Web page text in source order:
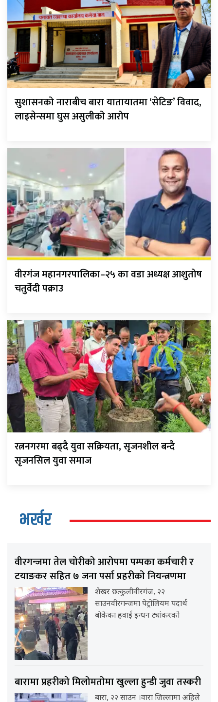
सुशासनको नाराबीच बारा यातायातमा ‘सेटिङ’ विवाद,
लाइसेन्समा घुस असुलीको आरोप
वीरगंज महानगरपालिका–२५ का वडा अध्यक्ष आशुतोष
चतुर्वेदी पक्राउ
रत्ननगरमा बढ्दै युवा सक्रियता, सृजनशील बन्दै
सृजनसिल युवा समाज
भर्खर
वीरगन्जमा तेल चोरीको आरोपमा पम्पका कर्मचारी र
टयाङकर सहित ७ जना पर्सा प्रहरीको नियन्त्रणमा
शेखर छत्कुलीवीरगंज, २२
साउनवीरगन्जमा पेट्रोलियम पदार्थ
बोकेका हवाई इन्धन ट्यांकरको
बारामा प्रहरीको मिलोमतोमा खुल्ला हुन्डी जुवा तस्करी
बारा, २२ साउन ।वारा जिल्लामा अहिले